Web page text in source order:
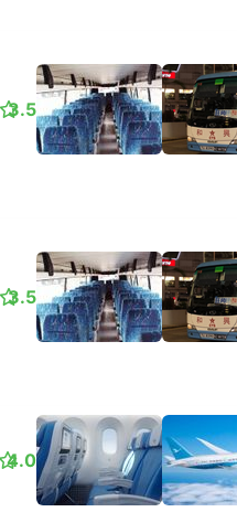
3.5
3.5
4.0